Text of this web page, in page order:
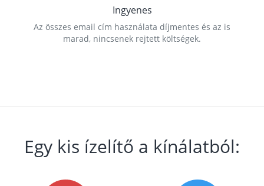
Ingyenes
Az összes email cím használata díjmentes és az is
marad, nincsenek rejtett költségek.
Egy kis ízelítő a kínálatból: